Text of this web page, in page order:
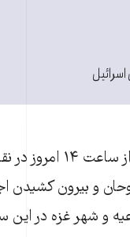
ارتش اسرائیل
و بیرون کشیدن
و شهر غزه در